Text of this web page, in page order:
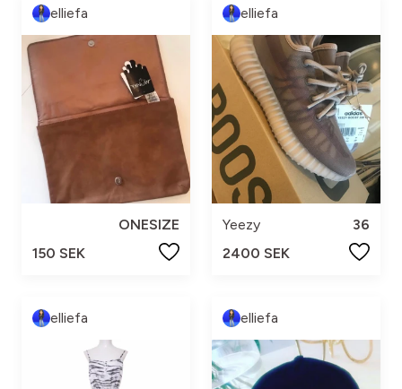
elliefa
ONESIZE
150 SEK
elliefa
Yeezy
36
2400 SEK
elliefa elliefa